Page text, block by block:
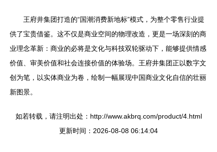
王府井集团打造的“国潮消费新地标”模式，为整个零售行业提
供了宝贵借鉴。这不仅是商业空间的物理改造，更是一场深刻的商
业理念革新：商业的必将是文化与科技双轮驱动下，能够提供情感
价值、审美价值和社会连接价值的体验场。王府井集团正以数字文
创为笔，以实体商业为卷，绘制一幅展现中国商业文化自信的壮丽
新图景。
如若转载，请注明出处：http://www.akbrq.com/product/4.html
更新时间：2026-08-08 06:14:04